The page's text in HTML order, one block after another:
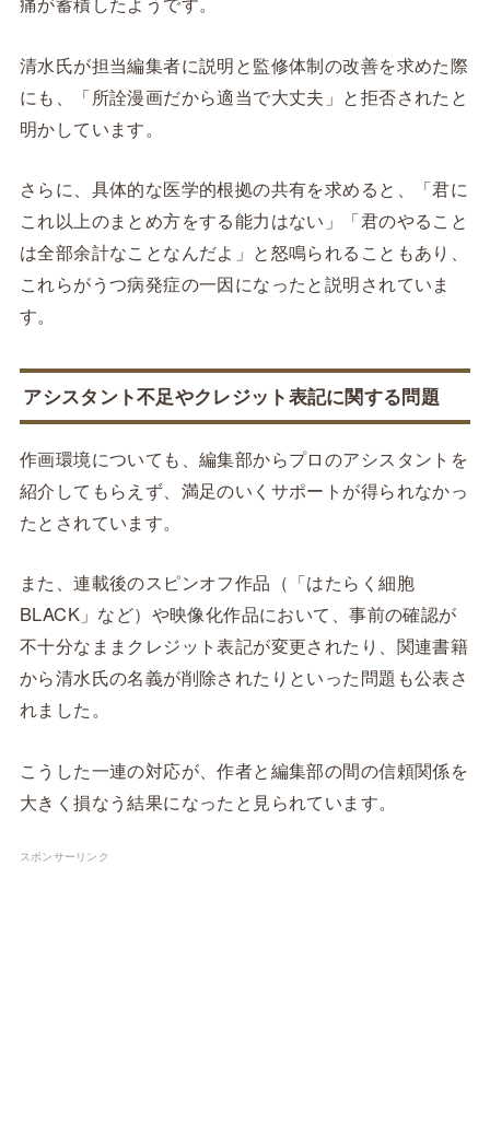
清水氏が担当編集者に説明と監修体制の改善を求めた際
にも、「所詮漫画だから適当で大丈夫」と拒否されたと
明かしています。
さらに、具体的な医学的根拠の共有を求めると、「君に
これ以上のまとめ方をする能力はない」「君のやること
は全部余計なことなんだよ」と怒鳴られることもあり、
これらがうつ病発症の一因になったと説明されていま
す。
アシスタント不足やクレジット表記に関する問題
作画環境についても、編集部からプロのアシスタントを
紹介してもらえず、満足のいくサポートが得られなかっ
たとされています。
また、連載後のスピンオフ作品（「はたらく細胞
BLACK」など）や映像化作品において、事前の確認が
不十分なままクレジット表記が変更されたり、関連書籍
から清水氏の名義が削除されたりといった問題も公表さ
れました。
こうした一連の対応が、作者と編集部の間の信頼関係を
大きく損なう結果になったと見られています。
スポンサーリンク